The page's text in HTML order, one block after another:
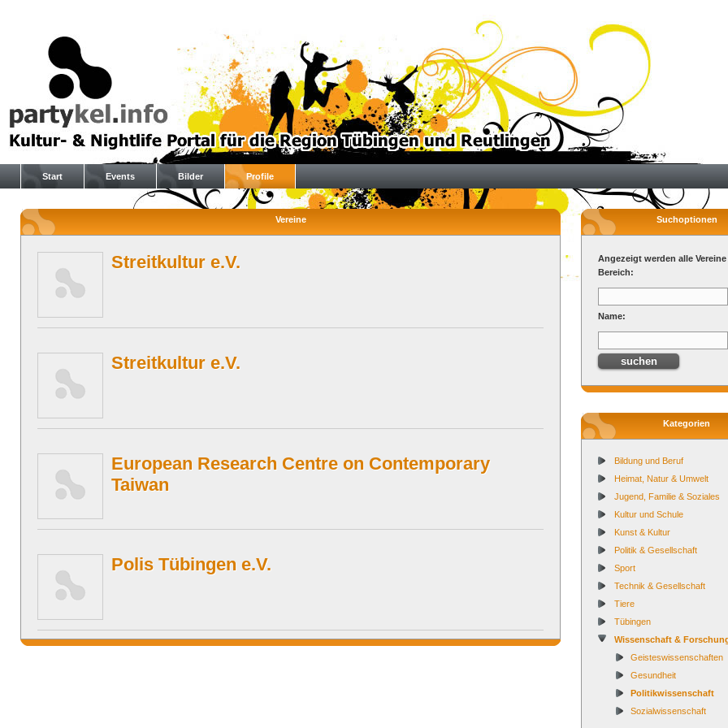
Start Events Bilder Profile
Vereine
Streitkultur e.V.
Streitkultur e.V.
European Research Centre on Contemporary
Taiwan
Polis Tübingen e.V.
Suchoptionen
Angezeigt werden alle
Bereich:
Name:
Kategorien
Bildung und Beruf
Heimat, Natur & Umwelt
Jugend, Familie & Soziales
Kultur und Schule
Kunst & Kultur
Politik & Gesellschaft
Sport
Technik & Gesellschaft
Tiere
Tübingen
Wissenschaft &
Geisteswissenschaften
Gesundheit
Politikwissenschaft
Sozialwissenschaft